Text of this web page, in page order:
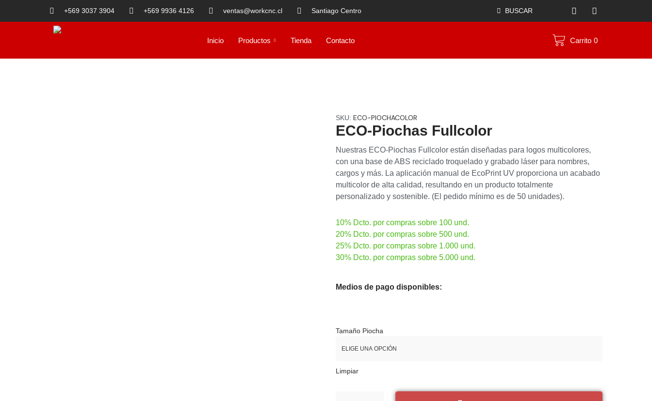
+569 3037 3904 +569 9936 4126 ventas@workcnc.cl Santiago Centro BUSCAR
Inicio Productos Tienda Contacto Carrito 0
SKU: ECO-PIOCHACOLOR
ECO-Piochas Fullcolor
Nuestras ECO-Piochas Fullcolor están diseñadas para logos multicolores,
con una base de ABS reciclado troquelado y grabado láser para nombres,
cargos y más. La aplicación manual de EcoPrint UV proporciona un acabado
multicolor de alta calidad, resultando en un producto totalmente
personalizado y sostenible. (El pedido mínimo es de 50 unidades).
10% Dcto. por compras sobre 100 und.
20% Dcto. por compras sobre 500 und.
25% Dcto. por compras sobre 1.000 und.
30% Dcto. por compras sobre 5.000 und.
Medios de pago disponibles:
Tamaño Piocha
Limpiar